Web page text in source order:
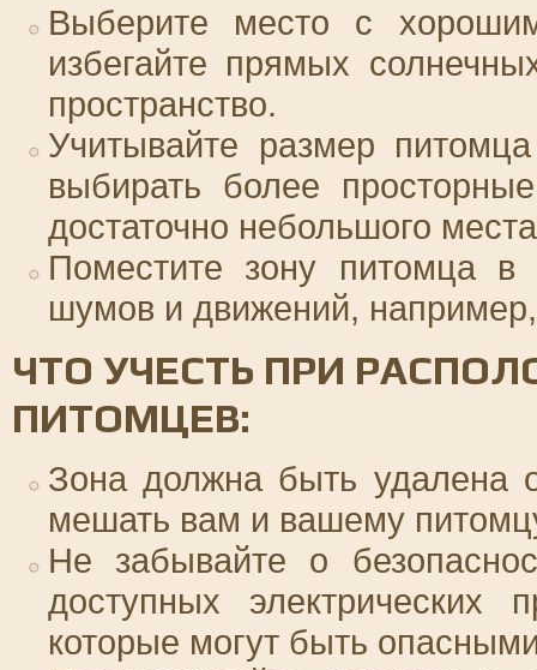
Выберите место с
избегайте прямых
пространство.
Учитывайте размер
выбирать более
достаточно небольшого
Поместите зону питомца
шумов и движений, например,
ЧТО УЧЕСТЬ ПРИ
ПИТОМЦЕВ:
Зона должна быть удалена
мешать вам и вашему
Не забывайте о
доступных электрических
которые могут быть